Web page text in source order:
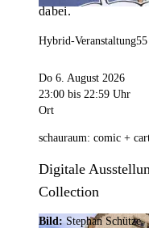
dabei.
Hybrid-Veranstaltung
Do 6. August 2026
23:00 bis 22:59 Uhr
Ort
schauraum: comic +
Digitale
Collection
Bild: Stephan Schütze